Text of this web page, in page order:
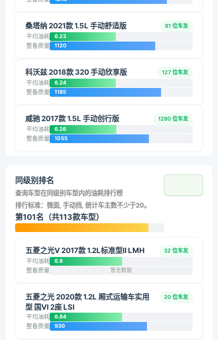
桑塔纳 2021款 1.5L 手动舒适版 61 位车友
平均油耗 6.23
整备质量 1120
科沃兹 2018款 320 手动欣享版 127 位车友
平均油耗 6.24
整备质量 1185
威驰 2017款 1.5L 手动创行版 1280 位车友
平均油耗 6.26
整备质量 1055
同级别排名
查询车型在同级别车型内的油耗排行榜
排行标准：微面, 手动挡, 统计车主数不少于20。
第101名（共113款车型）
五菱之光V 2017款 1.2L标准型II LMH 32 位车友
平均油耗 6.8
整备质量 暂无数据
五菱之光 2020款 1.2L 厢式运输车实用
型 国VI 2座 LSI
20 位车友
平均油耗 6.84
整备质量 930